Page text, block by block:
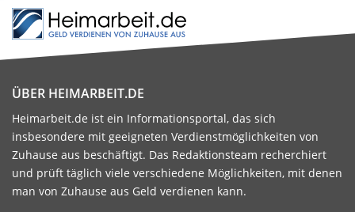
ÜBER HEIMARBEIT.DE
Heimarbeit.de ist ein Informationsportal, das sich
insbesondere mit geeigneten Verdienstmöglichkeiten von
Zuhause aus beschäftigt. Das Redaktionsteam recherchiert
und prüft täglich viele verschiedene Möglichkeiten, mit denen
man von Zuhause aus Geld verdienen kann.